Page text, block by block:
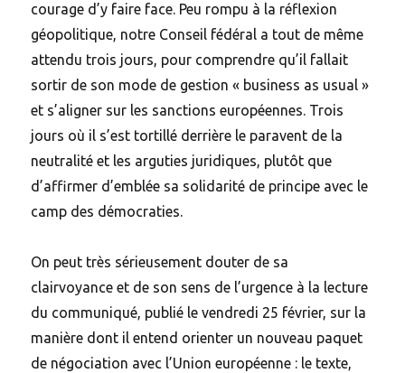
courage d’y faire face. Peu rompu à la réflexion
géopolitique, notre Conseil fédéral a tout de même
attendu trois jours, pour comprendre qu’il fallait
sortir de son mode de gestion « business as usual »
et s’aligner sur les sanctions européennes. Trois
jours où il s’est tortillé derrière le paravent de la
neutralité et les arguties juridiques, plutôt que
d’affirmer d’emblée sa solidarité de principe avec le
camp des démocraties.
On peut très sérieusement douter de sa
clairvoyance et de son sens de l’urgence à la lecture
du communiqué, publié le vendredi 25 février, sur la
manière dont il entend orienter un nouveau paquet
de négociation avec l’Union européenne : le texte,